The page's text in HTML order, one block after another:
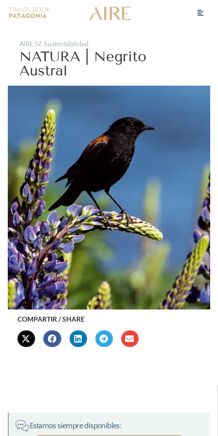
AIRE 57, Sustentabilidad
NATURA | Negrito
Austral
COMPARTIR / SHARE
Estamos siempre disponibles: